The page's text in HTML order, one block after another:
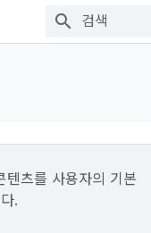
츠를 사용자의 기본
.